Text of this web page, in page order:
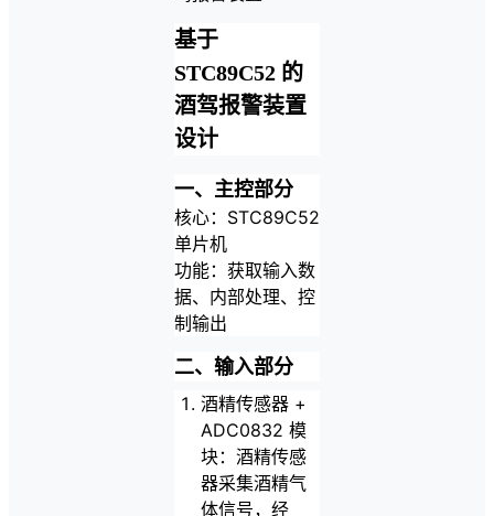
基于
STC89C52 的
酒驾报警装置
设计
一、主控部分
核心：STC89C52
单片机
功能：获取输入数
据、内部处理、控
制输出
二、输入部分
酒精传感器 +
ADC0832 模
块：酒精传感
器采集酒精气
体信号，经